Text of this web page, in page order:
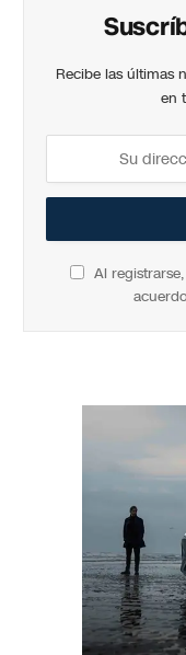
Recibe las últimas
en
Al